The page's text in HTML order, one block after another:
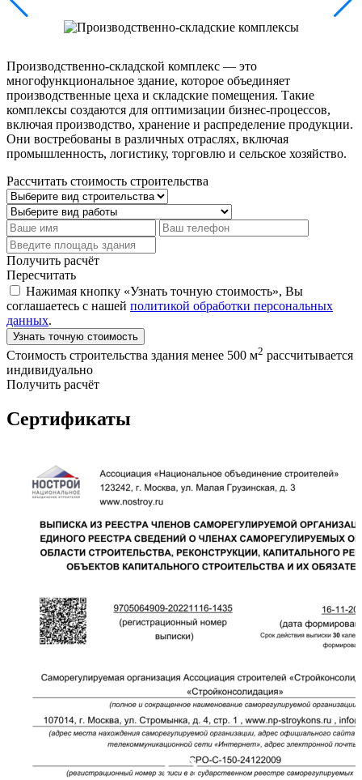
Производственно-складской комплекс — это
многофункциональное здание, которое объединяет
производственные цеха и складские помещения. Такие
комплексы создаются для оптимизации бизнес-процессов,
включая производство, хранение и распределение продукции.
Они востребованы в различных отраслях, включая
промышленность, логистику, торговлю и сельское хозяйство.
Рассчитать стоимость строительства
Получить расчёт
Пересчитать
Нажимая кнопку «Узнать точную стоимость», Вы
соглашаетесь с нашей политикой обработки персональных
данных.
Узнать точную стоимость
Стоимость строительства здания менее 500 м2 рассчитывается
индивидуально
Получить расчёт
Сертификаты